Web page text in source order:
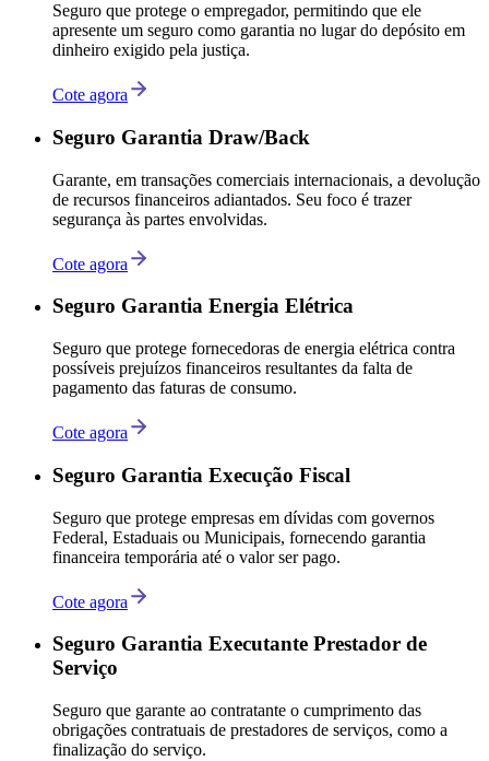
Seguro que protege o empregador, permitindo que ele
apresente um seguro como garantia no lugar do depósito em
dinheiro exigido pela justiça.
Cote agora
Seguro Garantia Draw/Back
Garante, em transações comerciais internacionais, a devolução
de recursos financeiros adiantados. Seu foco é trazer
segurança às partes envolvidas.
Cote agora
Seguro Garantia Energia Elétrica
Seguro que protege fornecedoras de energia elétrica contra
possíveis prejuízos financeiros resultantes da falta de
pagamento das faturas de consumo.
Cote agora
Seguro Garantia Execução Fiscal
Seguro que protege empresas em dívidas com governos
Federal, Estaduais ou Municipais, fornecendo garantia
financeira temporária até o valor ser pago.
Cote agora
Seguro Garantia Executante Prestador de
Serviço
Seguro que garante ao contratante o cumprimento das
obrigações contratuais de prestadores de serviços, como a
finalização do serviço.